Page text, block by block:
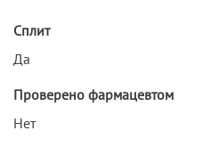
Сплит
Да
Проверено фармацевтом
Нет